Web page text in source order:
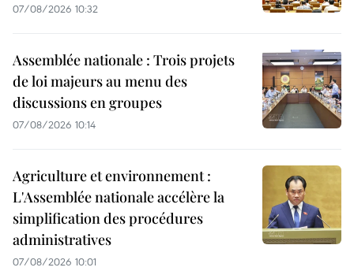
07/08/2026 10:32
Assemblée nationale : Trois projets
de loi majeurs au menu des
discussions en groupes
07/08/2026 10:14
Agriculture et environnement :
L'Assemblée nationale accélère la
simplification des procédures
administratives
07/08/2026 10:01